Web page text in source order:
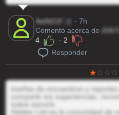
AwN21F
· 7h
Comentó acerca de
4
· 2
Responder
eseñas de encuentros y
compartir tus experiencias,
sobre escorts
Hidden List es la comunidad de